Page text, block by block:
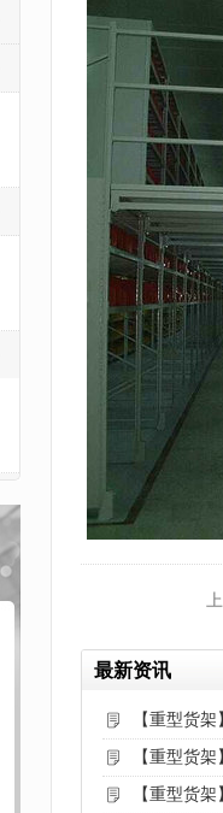
最新资讯
【重型货
【重型货
【重型货